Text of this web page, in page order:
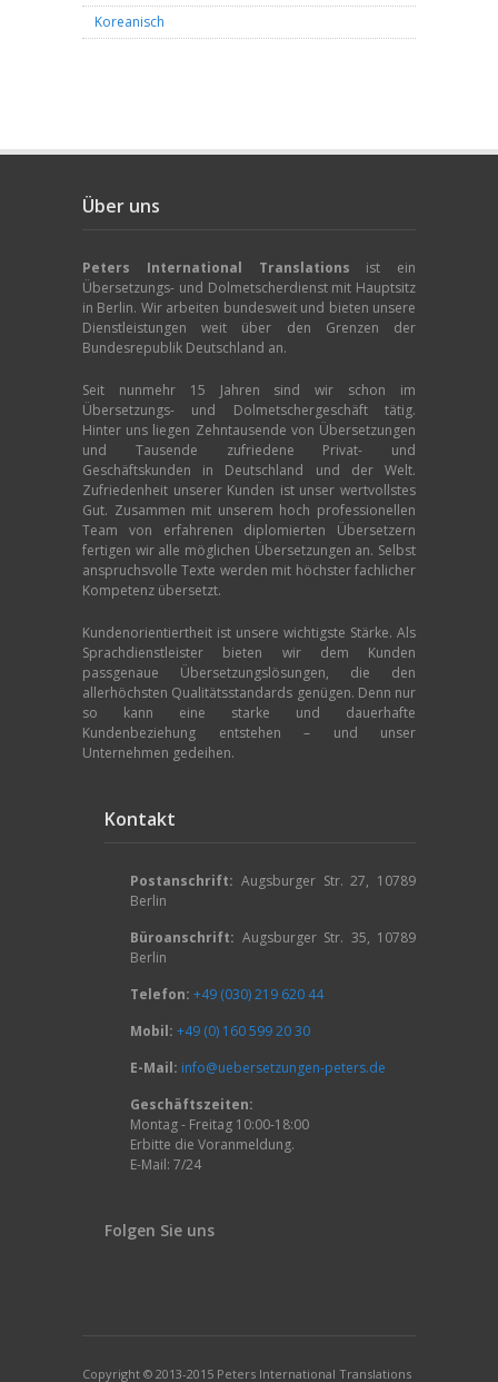
Koreanisch
Über uns
Peters International Translations ist ein
Übersetzungs- und Dolmetscherdienst mit Hauptsitz
in Berlin. Wir arbeiten bundesweit und bieten unsere
Dienstleistungen weit über den Grenzen der
Bundesrepublik Deutschland an.
Seit nunmehr 15 Jahren sind wir schon im
Übersetzungs- und Dolmetschergeschäft tätig.
Hinter uns liegen Zehntausende von Übersetzungen
und Tausende zufriedene Privat- und
Geschäftskunden in Deutschland und der Welt.
Zufriedenheit unserer Kunden ist unser wertvollstes
Gut. Zusammen mit unserem hoch professionellen
Team von erfahrenen diplomierten Übersetzern
fertigen wir alle möglichen Übersetzungen an. Selbst
anspruchsvolle Texte werden mit höchster fachlicher
Kompetenz übersetzt.
Kundenorientiertheit ist unsere wichtigste Stärke. Als
Sprachdienstleister bieten wir dem Kunden
passgenaue Übersetzungslösungen, die den
allerhöchsten Qualitätsstandards genügen. Denn nur
so kann eine starke und dauerhafte
Kundenbeziehung entstehen – und unser
Unternehmen gedeihen.
Kontakt
Postanschrift: Augsburger Str. 27, 10789
Berlin
Büroanschrift: Augsburger Str. 35, 10789
Berlin
Telefon: +49 (030) 219 620 44
Mobil: +49 (0) 160 599 20 30
E-Mail: info@uebersetzungen-peters.de
Geschäftszeiten:
Montag - Freitag 10:00-18:00
Erbitte die Voranmeldung.
E-Mail: 7/24
Folgen Sie uns
Copyright © 2013-2015 Peters International Translations